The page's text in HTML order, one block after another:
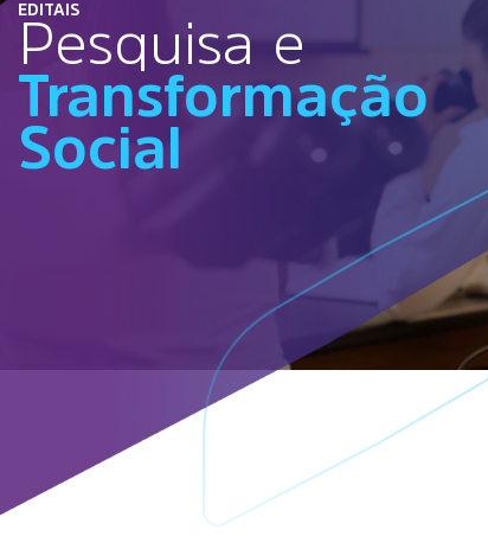
EDITAIS
Pesquisa e
Transformação
Social